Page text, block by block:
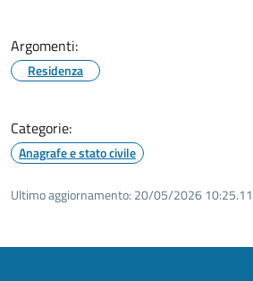
Argomenti:
Residenza
Categorie:
Anagrafe e stato civile
Ultimo aggiornamento: 20/05/2026 10:25.11